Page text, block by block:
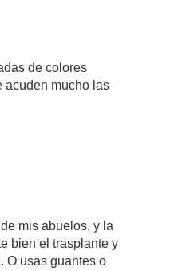
de colores
acuden mucho las
mis abuelos, y la
bien el trasplante y
O usas guantes o